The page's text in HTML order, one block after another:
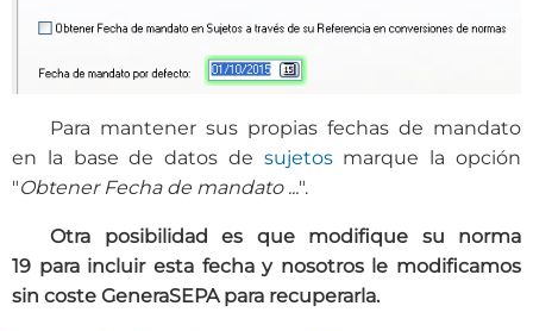
Para mantener sus propias fechas de mandato
en la base de datos de sujetosmarque la opción
"Obtener Fecha de mandato ...".
Otra posibilidad es que modifique su norma
19 para incluir esta fecha y nosotros le modificamos
sin coste GeneraSEPA para recuperarla.